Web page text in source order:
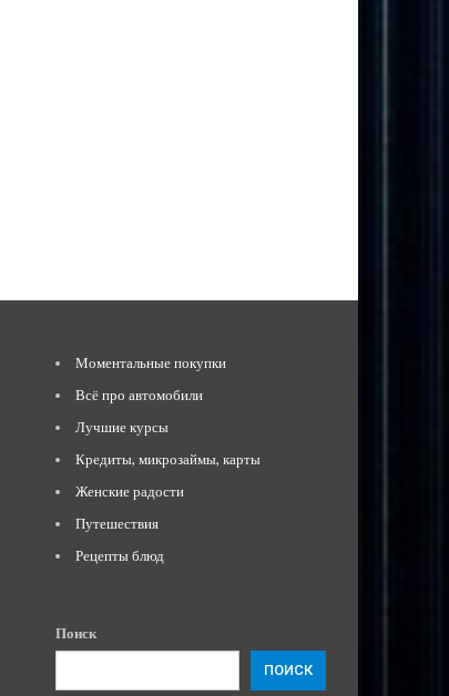
Моментальные покупки
Всё про автомобили
Лучшие курсы
Кредиты, микрозаймы, карты
Женские радости
Путешествия
Рецепты блюд
Поиск
ПОИСК